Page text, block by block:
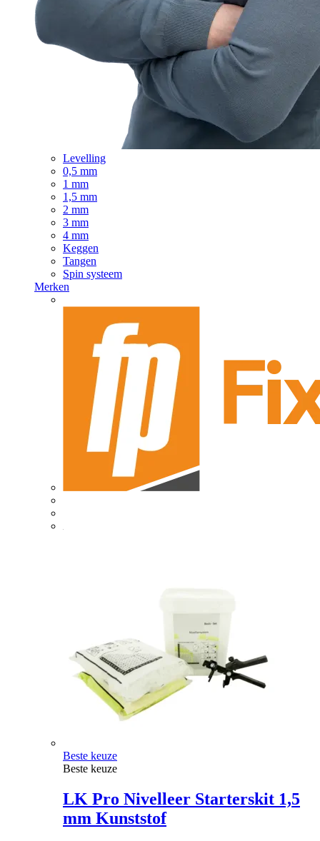
Levelling
0,5 mm
1 mm
1,5 mm
2 mm
3 mm
4 mm
Keggen
Tangen
Spin systeem
Merken
Beste keuze
Beste keuze
LK Pro Nivelleer Starterskit 1,5
mm Kunststof